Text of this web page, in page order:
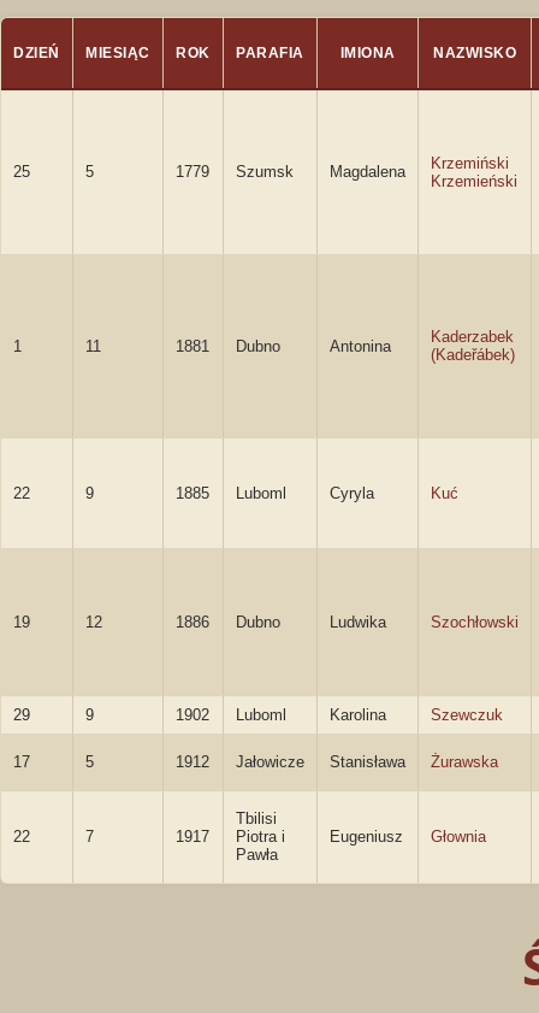
DZIEŃ MIESIĄC ROK PARAFIA IMIONA NAZWISKO
25 5 1779 Szumsk Magdalena
Krzemiński
Krzemieński
1 11 1881 Dubno Antonina
Kaderzabek
(Kadeřábek)
22 9 1885 Luboml Cyryla Kuć
19 12 1886 Dubno Ludwika Szochłowski
29 9 1902 Luboml Karolina Szewczuk
17 5 1912 Jałowicze Stanisława Żurawska
22 7 1917
Tbilisi
Piotra i
Pawła
Eugeniusz Głownia